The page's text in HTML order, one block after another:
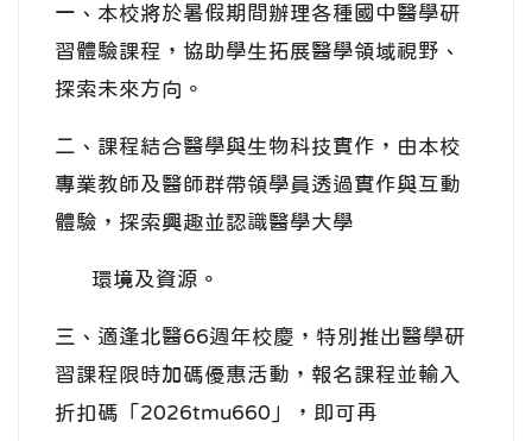
一、本校將於暑假期間辦理各種國中醫學研
習體驗課程，協助學生拓展醫學領域視野、
探索未來方向。
二、課程結合醫學與生物科技實作，由本校
專業教師及醫師群帶領學員透過實作與互動
體驗，探索興趣並認識醫學大學
環境及資源。
三、適逢北醫66週年校慶，特別推出醫學研
習課程限時加碼優惠活動，報名課程並輸入
折扣碼「2026tmu660」，即可再